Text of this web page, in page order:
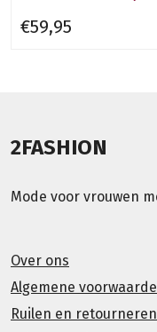
€59,95
2FASHION
Mode voor vrouwen
Over ons
Algemene
Ruilen en retourneren